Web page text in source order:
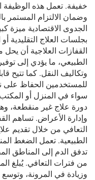
خفيفة. تعمل هذه
وضمان الالتزام المستمر
الجدوى الاقتصادية ميزة
بجلسات العلاج التقليدية
القفازات العلاجية أن
الطبيعي، ما يؤدي إلى
وتكاليف النقل. كما تتيح
للمستخدمين الحفاظ على
سواء في المنزل أو
دورة علاج غير منقطعة،
وإدارة الأعراض. تساهم
التعافي من خلال تقديم
الطبيعية. تعمل الضغط
تدفق الدم إلى المناطق
من فترات التعافي. يُبلغ
وزيادة في المرونة،